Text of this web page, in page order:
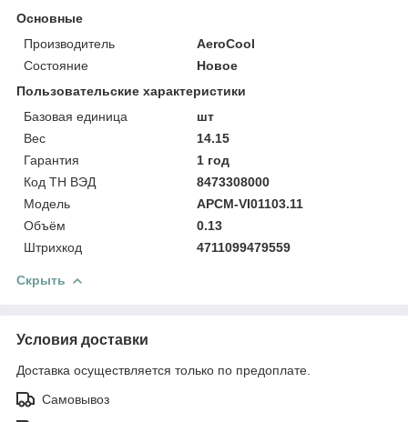
Основные
Производитель
AeroCool
Состояние
Новое
Пользовательские характеристики
Базовая единица
шт
Вес
14.15
Гарантия
1 год
Код ТН ВЭД
8473308000
Модель
APCM-VI01103.11
Объём
0.13
Штрихкод
4711099479559
Скрыть
Условия доставки
Доставка осуществляется только по предоплате.
Самовывоз